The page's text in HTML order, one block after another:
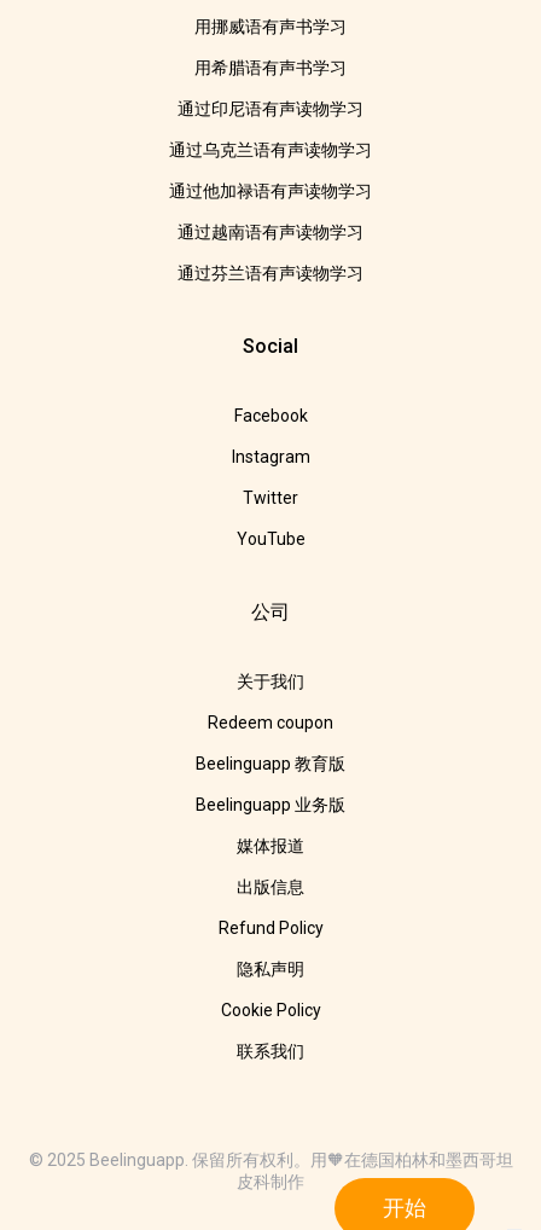
开始
用挪威语有声书学习
用希腊语有声书学习
通过印尼语有声读物学习
通过乌克兰语有声读物学习
通过他加禄语有声读物学习
通过越南语有声读物学习
通过芬兰语有声读物学习
Social
Facebook
Instagram
Twitter
YouTube
公司
关于我们
Redeem coupon
Beelinguapp 教育版
Beelinguapp 业务版
媒体报道
出版信息
Refund Policy
隐私声明
Cookie Policy
联系我们
© 2025 Beelinguapp. 保留所有权利。用🧡在德国柏林和墨西哥坦
皮科制作